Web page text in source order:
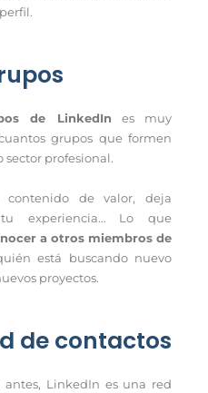
de LinkedIn es muy
grupos que formen
sector profesional.
de valor, deja
tu experiencia… Lo que
a otros miembros de
está buscando nuevo
proyectos.
de contactos
LinkedIn es una red